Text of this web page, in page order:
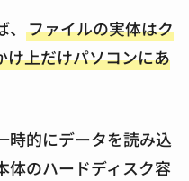
ファイルの実体はク
け上だけパソコンにあ
時的にデータを読み込
体のハードディスク容